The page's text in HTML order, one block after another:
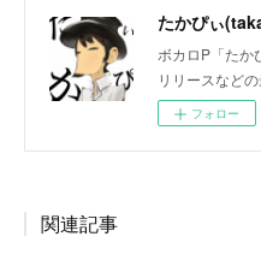
たかぴぃ
ボカロP「たか
リリースなど
フォロー
関連記事